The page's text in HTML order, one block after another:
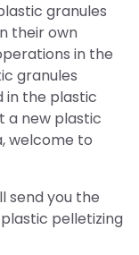
granules
their own
in the
granules
in the plastic
a new plastic
welcome to
send you the
pelletizing